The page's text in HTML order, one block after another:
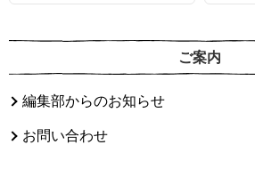
ご案内
編集部からのお知らせ
お問い合わせ